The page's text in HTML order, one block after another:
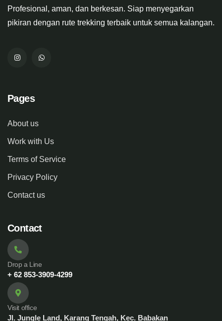
Profesional, aman, dan berkesan. Siap menyegarkan
pikiran dengan rute trekking terbaik untuk semua kalangan.
Pages
About us
Work with Us
Terms of Service
Privacy Policy
Contact us
Contact
Drop a Line
+ 62 853-3909-4299
Visit office
Jl. Jungle Land, Karang Tengah, Kec. Babakan